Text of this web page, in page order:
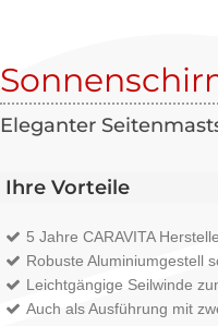
Eleganter
Ihre Vorteile
5 Jahre CARAVITA
Robuste Aluminiumgestell
Leichtgängige Seilwinde
Auch als Ausführung mit